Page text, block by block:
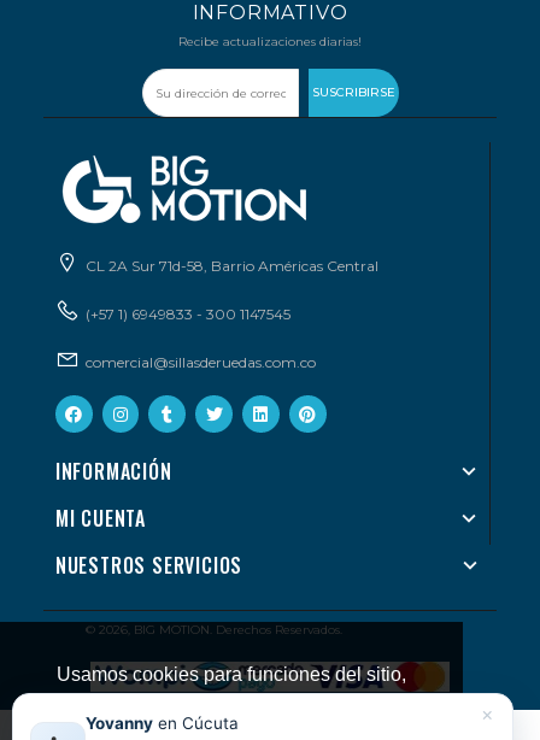
Usamos cookies para funciones del sitio,
administrarlas desde tu navegador.
INFORMATIVO
Recibe actualizaciones diarias!
SUSCRIBIRSE
CL 2A Sur 71d-58, Barrio Américas Central
(+57 1) 6949833 - 300 1147545
comercial@sillasderuedas.com.co
INFORMACIÓN
MI CUENTA
NUESTROS SERVICIOS
© 2026, BIG MOTION. Derechos Reservados.
Información legal y ayuda
Yovanny en Cúcuta
×